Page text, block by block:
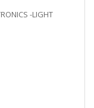
-LIGHT